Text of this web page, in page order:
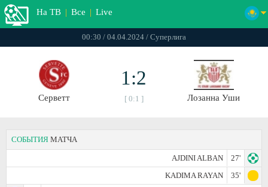
На ТВ | Все | Live
00:30 / 04.04.2024 / Суперлига
Серветт
1:2
[ 0:1 ] Лозанна Уши
СОБЫТИЯ МАТЧА
AJDINI ALBAN
27'
KADIMA RAYAN
35'